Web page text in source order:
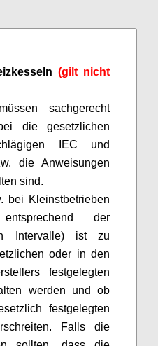
(gilt nicht
sachgerecht
die gesetzlichen
IEC und
die Anweisungen
sind.
bei Kleinstbetrieben
der
Intervalle) ist zu
oder in den
festgelegten
werden und ob
festgelegten
Falls die